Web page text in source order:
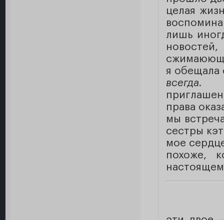
целая
лишь
я обещала
всегда.
права
мы
сестры
мое
похоже,